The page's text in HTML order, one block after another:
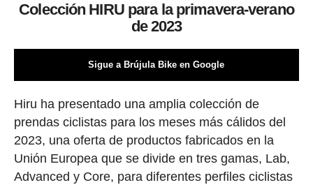
Colección HIRU para la primavera-verano
de 2023
Sigue a Brújula Bike en Google
Hiru ha presentado una amplia colección de
prendas ciclistas para los meses más cálidos del
2023, una oferta de productos fabricados en la
Unión Europea que se divide en tres gamas, Lab,
Advanced y Core, para diferentes perfiles ciclistas